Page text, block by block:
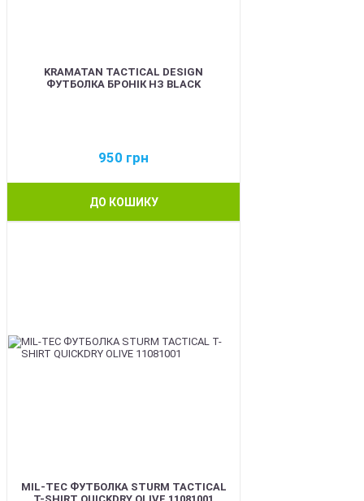
KRAMATAN TACTICAL DESIGN
ФУТБОЛКА БРОНІК НЗ BLACK
950 грн
ДО КОШИКУ
MIL-TEC ФУТБОЛКА STURM TACTICAL